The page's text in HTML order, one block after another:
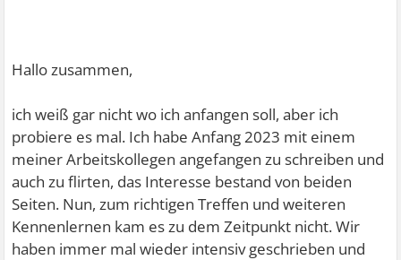
Hallo zusammen,
ich weiß gar nicht wo ich anfangen soll, aber ich
probiere es mal. Ich habe Anfang 2023 mit einem
meiner Arbeitskollegen angefangen zu schreiben und
auch zu flirten, das Interesse bestand von beiden
Seiten. Nun, zum richtigen Treffen und weiteren
Kennenlernen kam es zu dem Zeitpunkt nicht. Wir
haben immer mal wieder intensiv geschrieben und